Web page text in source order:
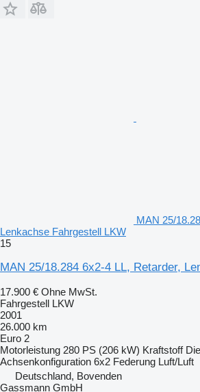
MAN 25/
Lenkachse Fahrgestell LKW
15
MAN 25/18.284 6x2-4 LL, Retarder,
17.900 € Ohne MwSt.
Fahrgestell LKW
2001
26.000 km
Euro 2
Motorleistung 280 PS (206 kW) Kraftstoff
Achsenkonfiguration 6x2 Federung Luft/Luft
Deutschland, Bovenden
Gassmann GmbH